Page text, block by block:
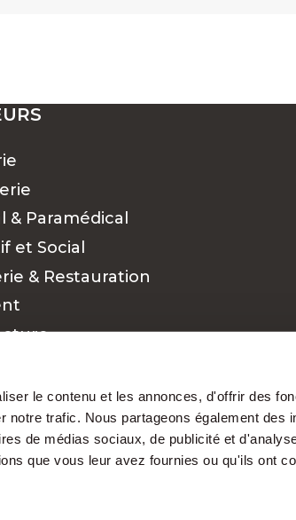
le contenu et les annonces, d'offrir des
notre trafic. Nous partageons également des
de médias sociaux, de publicité et
que vous leur avez fournies ou qu'ils ont
& Paramédical
et Social
& Restauration